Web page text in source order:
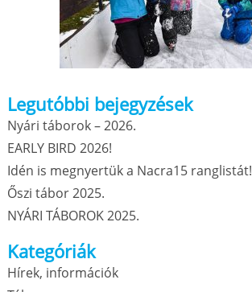
Legutóbbi bejegyzések
Nyári táborok – 2026.
EARLY BIRD 2026!
Idén is megnyertük a Nacra15 ranglistát!
Őszi tábor 2025.
NYÁRI TÁBOROK 2025.
Kategóriák
Hírek, információk